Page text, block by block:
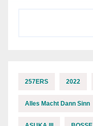
257ERS 2022
Alles Macht Dann Sinn